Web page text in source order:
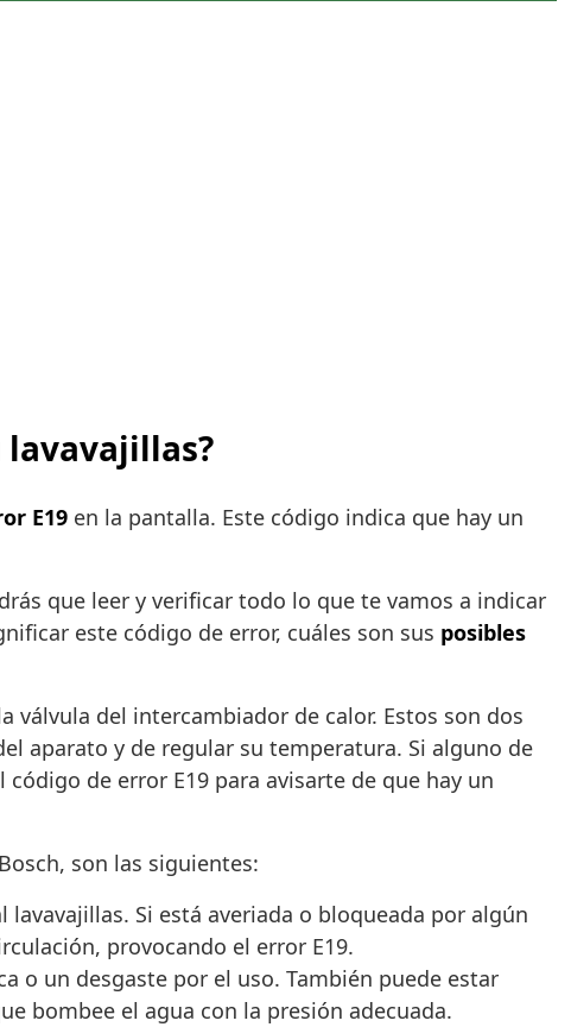
lavavajillas?
E19 en la pantalla. Este código indica que hay un
que leer y verificar todo lo que te vamos a indicar
este código de error, cuáles son sus posibles
válvula del intercambiador de calor. Estos son dos
aparato y de regular su temperatura. Si alguno de
de error E19 para avisarte de que hay un
son las siguientes:
Si está averiada o bloqueada por algún
provocando el error E19.
o un desgaste por el uso. También puede estar
bombee el agua con la presión adecuada.